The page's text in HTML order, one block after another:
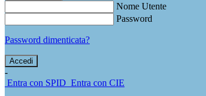
Nome Utente
Password
Password dimenticata?
-
Entra con SPID Entra con CIE